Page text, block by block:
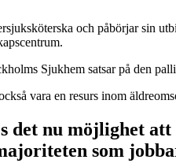
och påbörjar sin
Sjukhem satsar på den
vara en resurs inom
det nu möjlighet
som